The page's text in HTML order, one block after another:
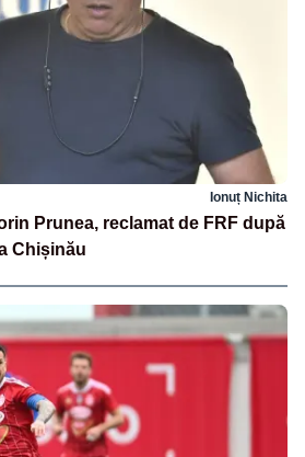
Ionuț Nichita
Prunea, reclamat de FRF după
Chișinău